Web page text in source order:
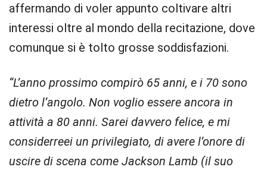
affermando di voler appunto coltivare altri
interessi oltre al mondo della recitazione, dove
comunque si è tolto grosse soddisfazioni.
“L’anno prossimo compirò 65 anni, e i 70 sono
dietro l’angolo. Non voglio essere ancora in
attività a 80 anni. Sarei davvero felice, e mi
considerreei un privilegiato, di avere l’onore di
uscire di scena come Jackson Lamb (il suo